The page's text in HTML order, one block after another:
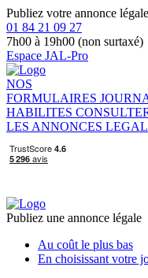
Publiez votre annonce
01 84 21 09 27
7h00 à 19h00 (non surtaxé)
Espace JAL-Pro
NOS
FORMULAIRES
HABILITES
LES ANNONCES
Publiez une annonce légale
Au coût le plus bas
En choisissant votre